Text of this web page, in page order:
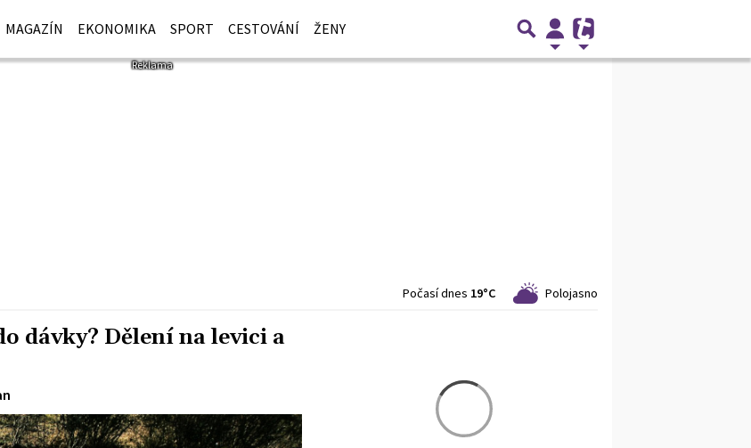
MAGAZÍN EKONOMIKA SPORT CESTOVÁNÍ ŽENY
Počasí dnes 19°C Polojasno
dávky? Dělení na levici a